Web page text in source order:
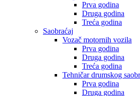
Prva godina
Druga godina
Treća godina
Saobraćaj
Vozač motornih vozila
Prva godina
Druga godina
Treća godina
Tehničar drumskog
Prva godina
Druga godina